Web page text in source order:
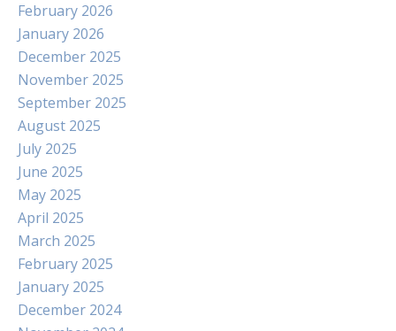
February 2026
January 2026
December 2025
November 2025
September 2025
August 2025
July 2025
June 2025
May 2025
April 2025
March 2025
February 2025
January 2025
December 2024